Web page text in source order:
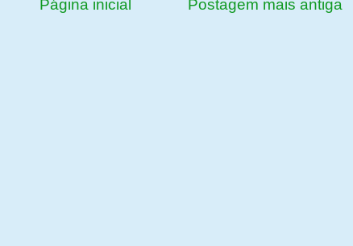
Postagem mais antiga
Página inicial